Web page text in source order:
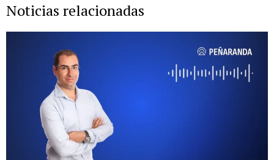
Noticias relacionadas